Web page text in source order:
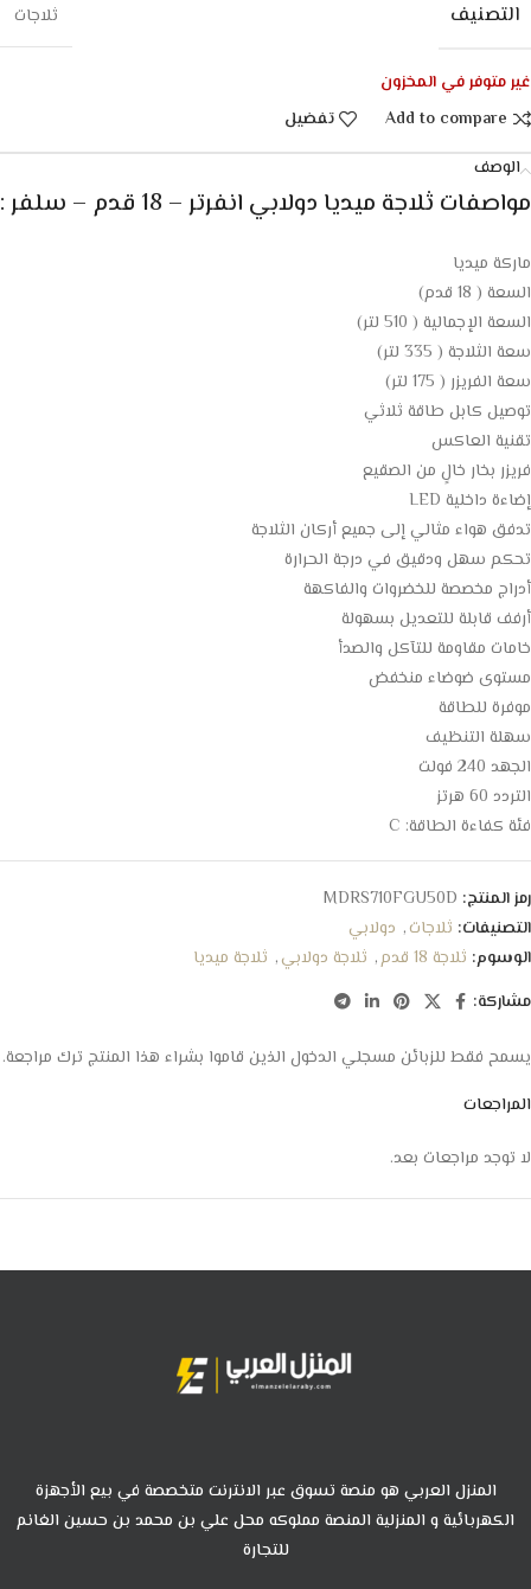
التصنيف ثلاجات
غير متوفر في المخزون
Add to compare
تفضيل
الوصف
مواصفات ثلاجة ميديا دولابي انفرتر – 18 قدم – سلفر :
ماركة ميديا
السعة ( 18 قدم)
السعة الإجمالية ( 510 لتر)
سعة الثلاجة ( 335 لتر)
سعة الفريزر ( 175 لتر)
توصيل كابل طاقة ثلاثي
تقنية العاكس
فريزر بخار خالٍ من الصقيع
إضاءة داخلية LED
تدفق هواء مثالي إلى جميع أركان الثلاجة
تحكم سهل ودقيق في درجة الحرارة
أدراج مخصصة للخضروات والفاكهة
أرفف قابلة للتعديل بسهولة
خامات مقاومة للتآكل والصدأ
مستوى ضوضاء منخفض
موفرة للطاقة
سهلة التنظيف
الجهد 240 فولت
التردد 60 هرتز
فئة كفاءة الطاقة: C
رمز المنتج: MDRS710FGU50D
التصنيفات: ثلاجات, دولابي
الوسوم: ثلاجة 18 قدم , ثلاجة دولابي, ثلاجة ميديا
مشاركة:
المراجعات
لا توجد مراجعات بعد.
يسمح فقط للزبائن مسجلي الدخول الذين قاموا بشراء هذا المنتج ترك مراجعة.
المنزل العربي هو منصة تسوق عبر الانترنت متخصصة في بيع الأجهزة
الكهربائية و المنزلية المنصة مملوكه محل علي بن محمد بن حسين الغانم
للتجارة